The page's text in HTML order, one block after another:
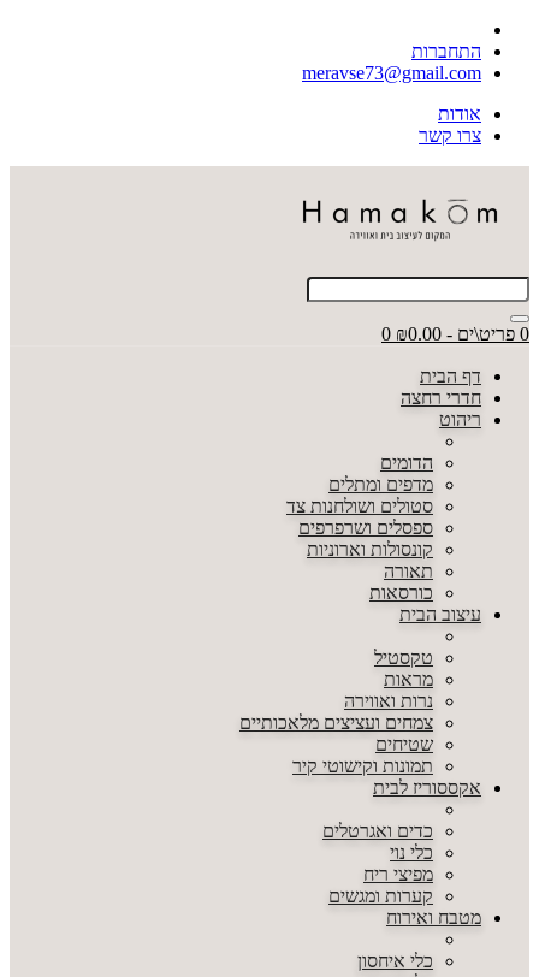
התחברות
meravse73@gmail.com
אודות
צרו קשר
0 פריט\ים - ₪0.00 0
דף הבית
חדרי רחצה
ריהוט
הדומים
מדפים ומתלים
סטולים ושולחנות צד
ספסלים ושרפרפים
קונסולות וארוניות
תאורה
כורסאות
עיצוב הבית
טקסטיל
מראות
נרות ואווירה
צמחים ועציצים מלאכותיים
שטיחים
תמונות וקישוטי קיר
אקססוריז לבית
כדים ואגרטלים
כלי נוי
מפיצי ריח
קערות ומגשים
מטבח ואירוח
כלי איחסון